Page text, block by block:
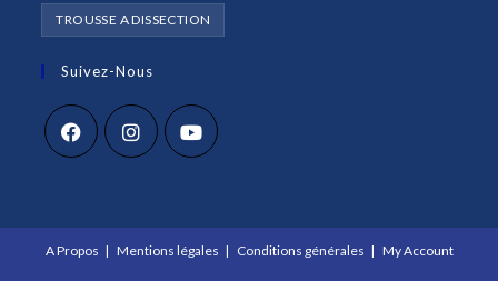
TROUSSE A DISSECTION
Suivez-Nous
un
nouvel
un
nouvel
un
nouvel
A Propos Mentions légales Conditions générales My Account